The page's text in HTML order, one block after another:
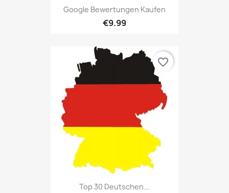
Google Bewertungen Kaufen
€9.99
Top 30 Deutschen...
favorite_border